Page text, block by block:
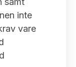
och vissa
inte
vare